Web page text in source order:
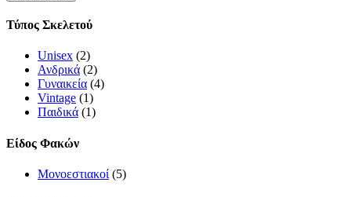
Τύπος Σκελετού
Unisex (2)
Ανδρικά (2)
Γυναικεία (4)
Vintage (1)
Παιδικά (1)
Είδος Φακών
Μονοεστιακοί (5)